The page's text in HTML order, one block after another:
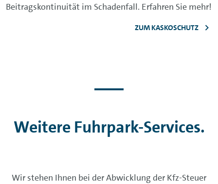
Beitragskontinuität im Schadenfall. Erfahren Sie mehr!
ZUM KASKOSCHUTZ
Weitere Fuhrpark-Services.
Wir stehen Ihnen bei der Abwicklung der Kfz-Steuer